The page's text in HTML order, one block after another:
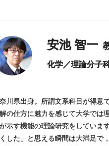
安池 智一
化学／理論分子
川県出身。所謂文系科目が得意
の仕方に魅力を感じて大学では
示す機能の理論研究をしていま
した」と思える瞬間は大満足で